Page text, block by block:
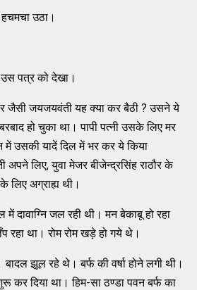
उठा।
पत्र को देखा।
जैसी जयजयवंती यह क्या कर बैठी ? उसने ये
हो चुका था। पापी पत्नी उसके लिए मर
उसकी यादें दिल में भर कर ये किया
अपने लिए, युवा मेजर बीजेन्द्रसिंह राठौर के
लिए अग्राह्य थी।
दावाग्नि जल रही थी। मन बेकाबू हो रहा
रहा था। रोम रोम खड़े हो गये थे।
झूल रहे थे। बर्फ की वर्षा होने लगी थी।
कर दिया था। हिम-सा ठण्डा पवन बर्फ का